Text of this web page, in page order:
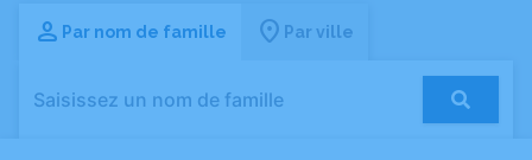
Par nom de famille Par ville